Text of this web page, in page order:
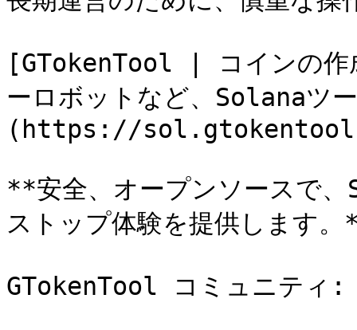
[GTokenTool | コインの作
ーロボットなど、Solanaツ
(https://
**安全、オープンソースで
ストップ体験を提供します
GTokenTool コミュニティ: